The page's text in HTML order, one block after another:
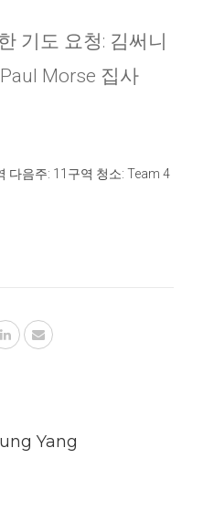
기도 요청: 김써니
Morse 집사
다음주: 11 구역 청소: Team 4
Yang